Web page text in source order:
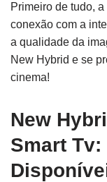
Primeiro de tudo,
conexão com a
a qualidade da
New Hybrid e se
cinema!
New
Smart